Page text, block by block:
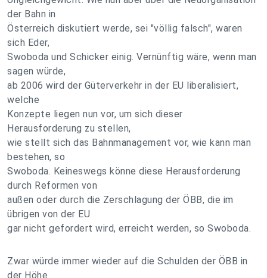
der Bahn in
Österreich diskutiert werde, sei "völlig falsch", waren
sich Eder,
Swoboda und Schicker einig. Vernünftig wäre, wenn man
sagen würde,
ab 2006 wird der Güterverkehr in der EU liberalisiert,
welche
Konzepte liegen nun vor, um sich dieser
Herausforderung zu stellen,
wie stellt sich das Bahnmanagement vor, wie kann man
bestehen, so
Swoboda. Keineswegs könne diese Herausforderung
durch Reformen von
außen oder durch die Zerschlagung der ÖBB, die im
übrigen von der EU
gar nicht gefordert wird, erreicht werden, so Swoboda.
Zwar würde immer wieder auf die Schulden der ÖBB in
der Höhe